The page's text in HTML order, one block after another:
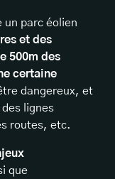
un parc éolien
et des
500m des
certaine
dangereux, et
lignes
routes, etc.
que